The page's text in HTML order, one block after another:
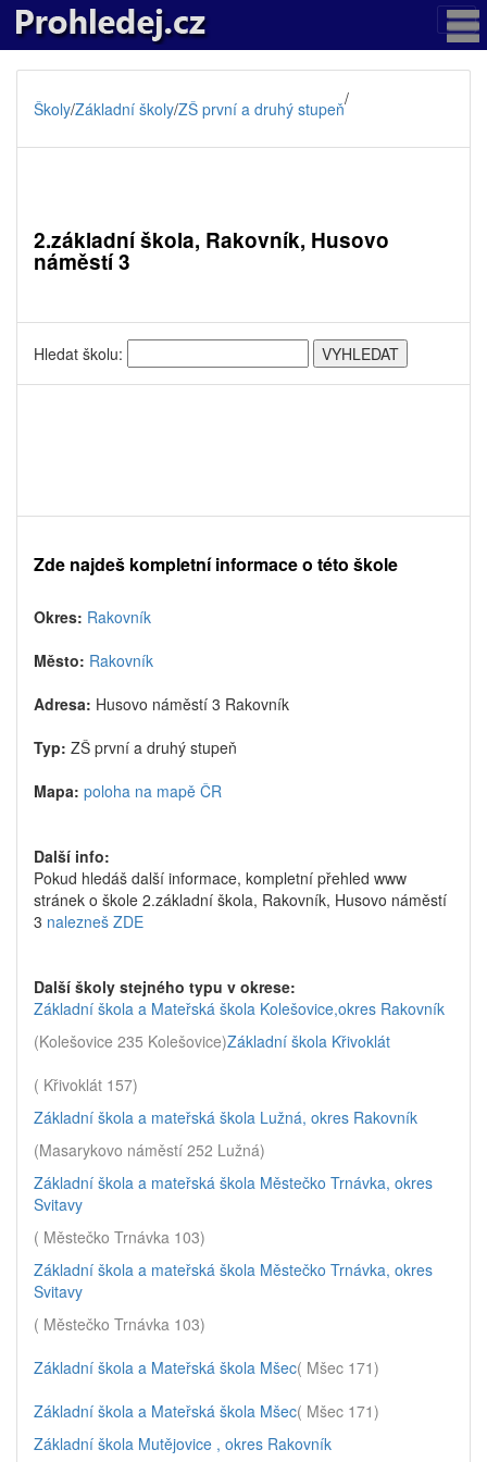
Školy/Základní školy/ZŠ první a druhý stupeň/
2.základní škola, Rakovník, Husovo
náměstí 3
Hledat školu:
Zde najdeš kompletní informace o této škole
Okres: Rakovník
Město: Rakovník
Adresa: Husovo náměstí 3 Rakovník
Typ: ZŠ první a druhý stupeň
Mapa: poloha na mapě ČR
Další info:
Pokud hledáš další informace, kompletní přehled www
stránek o škole 2.základní škola, Rakovník, Husovo náměstí
3 nalezneš ZDE
Další školy stejného typu v okrese:
Základní škola a Mateřská škola Kolešovice,okres Rakovník
(Kolešovice 235 Kolešovice)Základní škola Křivoklát
( Křivoklát 157)
Základní škola a mateřská škola Lužná, okres Rakovník
(Masarykovo náměstí 252 Lužná)
Základní škola a mateřská škola Městečko Trnávka, okres
Svitavy
( Městečko Trnávka 103)
Základní škola a mateřská škola Městečko Trnávka, okres
Svitavy
( Městečko Trnávka 103)
Základní škola a Mateřská škola Mšec( Mšec 171)
Základní škola a Mateřská škola Mšec( Mšec 171)
Základní škola Mutějovice , okres Rakovník